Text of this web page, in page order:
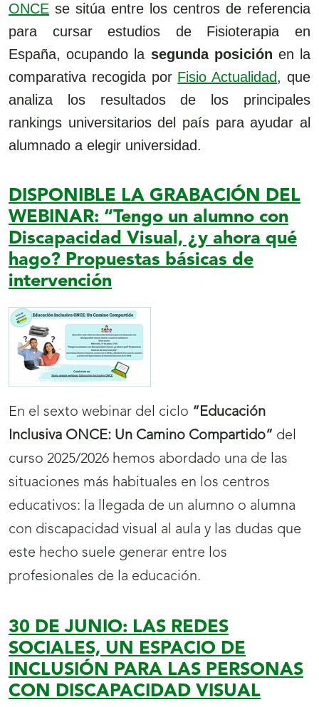
ONCE se sitúa entre los centros de referencia
para cursar estudios de Fisioterapia en
España, ocupando la segunda posición en la
comparativa recogida por Fisio Actualidad, que
analiza los resultados de los principales
rankings universitarios del país para ayudar al
alumnado a elegir universidad.
DISPONIBLE LA GRABACIÓN DEL
WEBINAR: “Tengo un alumno con
Discapacidad Visual, ¿y ahora qué
hago? Propuestas básicas de
intervención
En el sexto webinar del ciclo “Educación
Inclusiva ONCE: Un Camino Compartido” del
curso 2025/2026 hemos abordado una de las
situaciones más habituales en los centros
educativos: la llegada de un alumno o alumna
con discapacidad visual al aula y las dudas que
este hecho suele generar entre los
profesionales de la educación.
30 DE JUNIO: LAS REDES
SOCIALES, UN ESPACIO DE
INCLUSIÓN PARA LAS PERSONAS
CON DISCAPACIDAD VISUAL